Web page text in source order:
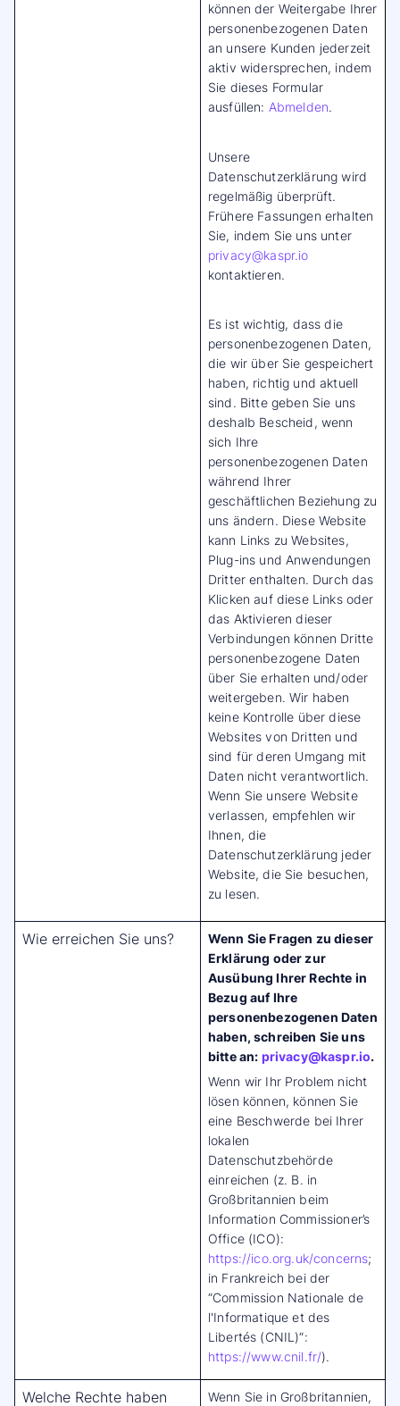
können der Weitergabe Ihrer
personenbezogenen Daten
an unsere Kunden jederzeit
aktiv widersprechen, indem
Sie dieses Formular
ausfüllen: Abmelden.
Unsere
Datenschutzerklärung wird
regelmäßig überprüft.
Frühere Fassungen erhalten
Sie, indem Sie uns unter
privacy@kaspr.io
kontaktieren.
Es ist wichtig, dass die
personenbezogenen Daten,
die wir über Sie gespeichert
haben, richtig und aktuell
sind. Bitte geben Sie uns
deshalb Bescheid, wenn
sich Ihre
personenbezogenen Daten
während Ihrer
geschäftlichen Beziehung zu
uns ändern. Diese Website
kann Links zu Websites,
Plug-ins und Anwendungen
Dritter enthalten. Durch das
Klicken auf diese Links oder
das Aktivieren dieser
Verbindungen können Dritte
personenbezogene Daten
über Sie erhalten und/oder
weitergeben. Wir haben
keine Kontrolle über diese
Websites von Dritten und
sind für deren Umgang mit
Daten nicht verantwortlich.
Wenn Sie unsere Website
verlassen, empfehlen wir
Ihnen, die
Datenschutzerklärung jeder
Website, die Sie besuchen,
zu lesen.
Wie erreichen Sie uns?
Wenn Sie Fragen zu dieser
Erklärung oder zur
Ausübung Ihrer Rechte in
Bezug auf Ihre
personenbezogenen Daten
haben, schreiben Sie uns
bitte an: privacy@kaspr.io.
Wenn wir Ihr Problem nicht
lösen können, können Sie
eine Beschwerde bei Ihrer
lokalen
Datenschutzbehörde
einreichen (z. B. in
Großbritannien beim
Information Commissioner’s
Office (ICO):
https://ico.org.uk/concerns;
in Frankreich bei der
“Commission Nationale de
l'Informatique et des
Libertés (CNIL)“:
https://www.cnil.fr/).
Welche Rechte haben Wenn Sie in Großbritannien,